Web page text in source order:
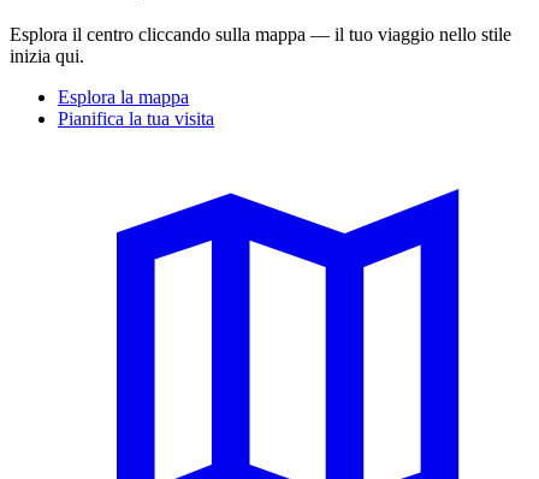
Esplora il centro cliccando sulla mappa — il tuo viaggio nello stile
inizia qui.
Esplora la mappa
Pianifica la tua visita